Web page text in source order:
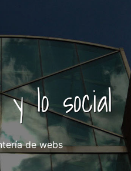
lo social
de webs